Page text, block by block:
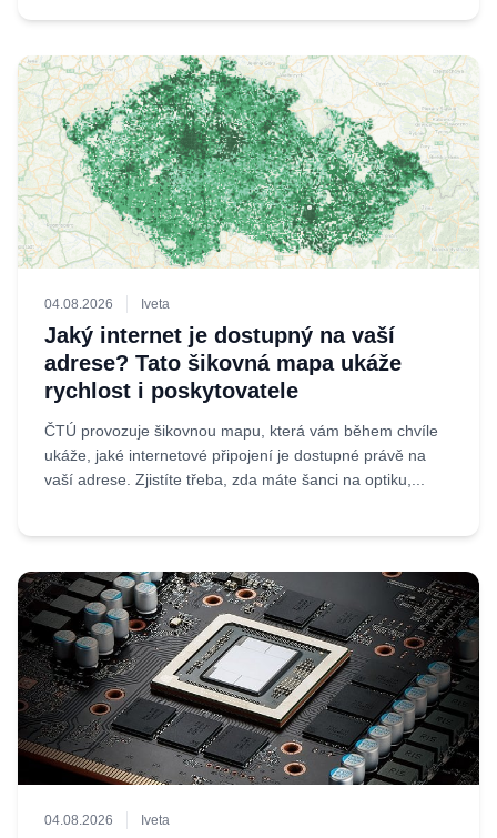
04.08.2026 Iveta
Jaký internet je dostupný na vaší
adrese? Tato šikovná mapa ukáže
rychlost i poskytovatele
ČTÚ provozuje šikovnou mapu, která vám během chvíle
ukáže, jaké internetové připojení je dostupné právě na
vaší adrese. Zjistíte třeba, zda máte šanci na optiku,...
04.08.2026 Iveta